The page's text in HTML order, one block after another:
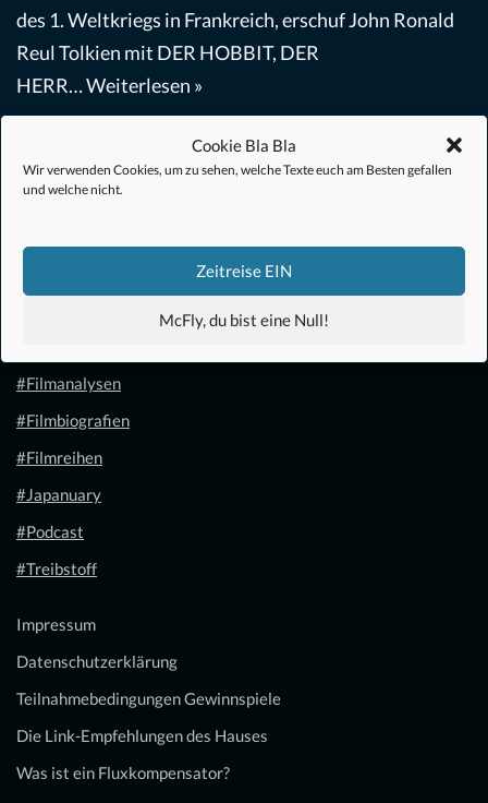
Cookie Bla Bla
Wir verwenden Cookies, um zu sehen, welche Texte euch am Besten gefallen
und welche nicht.
Zeitreise EIN
McFly, du bist eine Null!
des 1. Weltkriegs in Frankreich, erschuf John Ronald
Reul Tolkien mit DER HOBBIT, DER
HERR…Weiterlesen »
#Filmanalysen
#Filmbiografien
#Filmreihen
#Japanuary
#Podcast
#Treibstoff
Impressum
Datenschutzerklärung
Teilnahmebedingungen Gewinnspiele
Die Link-Empfehlungen des Hauses
Was ist ein Fluxkompensator?